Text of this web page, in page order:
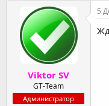
Viktor SV
GT-Team
Администратор
5